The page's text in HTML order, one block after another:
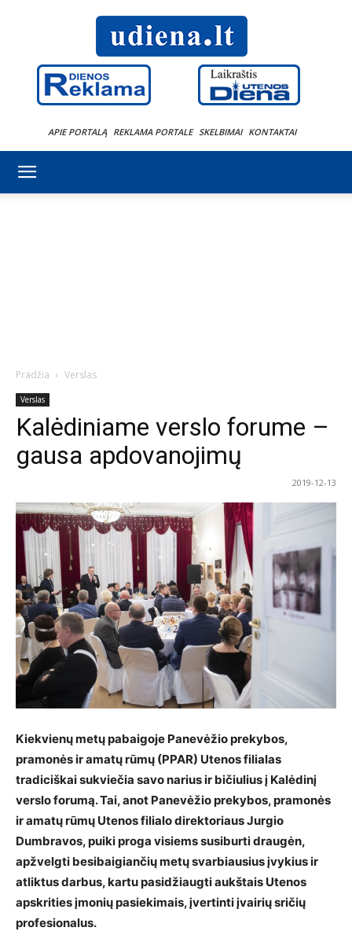
APIE PORTALĄ REKLAMA PORTALE SKELBIMAI KONTAKTAI
Pradžia Verslas
Verslas
Kalėdiniame verslo forume –
gausa apdovanojimų
2019-12-13
Kiekvienų metų pabaigoje Panevėžio prekybos,
pramonės ir amatų rūmų (PPAR) Utenos filialas
tradiciškai sukviečia savo narius ir bičiulius į Kalėdinį
verslo forumą. Tai, anot Panevėžio prekybos, pramonės
ir amatų rūmų Utenos filialo direktoriaus Jurgio
Dumbravos, puiki proga visiems susiburti draugėn,
apžvelgti besibaigiančių metų svarbiausius įvykius ir
atliktus darbus, kartu pasidžiaugti aukštais Utenos
apskrities įmonių pasiekimais, įvertinti įvairių sričių
profesionalus.